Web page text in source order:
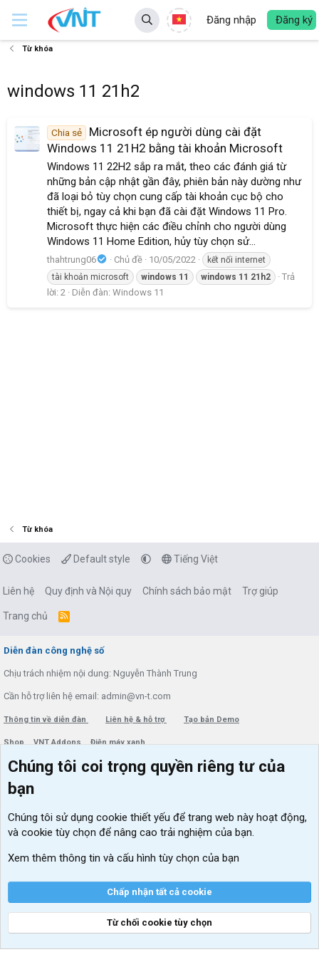
Đăng nhập Đăng ký
Từ khóa
windows 11 21h2
Chia sẻ
Microsoft ép người dùng cài đặt
Windows 11 21H2 bằng tài khoản Microsoft
Windows 11 22H2 sắp ra mắt, theo các đánh giá từ
những bản cập nhật gần đây, phiên bản này dường như
đã loại bỏ tùy chọn cung cấp tài khoản cục bộ cho
thiết bị, ngay cả khi bạn đã cài đặt Windows 11 Pro.
Microsoft thực hiện các điều chỉnh cho người dùng
Windows 11 Home Edition, hủy tùy chọn sử...
thahtrung06 Chủ đề 10/05/2022
kết nối internet
tài khoản microsoft
windows 11 windows 11 21h2
Trả
lời: 2
Diễn đàn: Windows 11
Từ khóa
Cookies Default style Tiếng Việt
Liên hệ Quy định và Nội quy Chính sách bảo mật Trợ giúp
Trang chủ
R
Diễn đàn công nghệ số
Chịu trách nhiệm nội dung: Nguyễn Thành Trung
Cần hỗ trợ liên hệ email: admin@vn-t.com
Thông tin về diễn đàn Liên hệ & hỗ trợ Tạo bản Demo
Shop VNT Addons Điện máy xanh
Menu thành viên
Đăng nhập
Diễn đàn
Kích hoạt Windows/ Office miễn phí
VIP add-ons Xenforo
Khuyến mãi và tài trợ
Chúng tôi coi trọng quyền riêng tư của
bạn
Chúng tôi sử dụng cookie thiết yếu để trang web này hoạt động,
và cookie tùy chọn để nâng cao trải nghiệm của bạn.
Xem thêm thông tin và cấu hình tùy chọn của bạn
Chấp nhận tất cả cookie
Từ chối cookie tùy chọn